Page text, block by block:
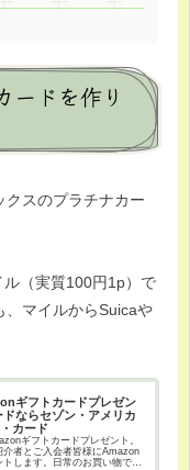
ードを作り
スのプラチナカー
（実質100円1p）で
、マイルからSuicaや
ギフトカードプレゼン
ドならセゾン・アメリカ
カード
ギフトカードプレゼント。
介者とご入会者皆様にAmazon
します。日常のお買い物で貯